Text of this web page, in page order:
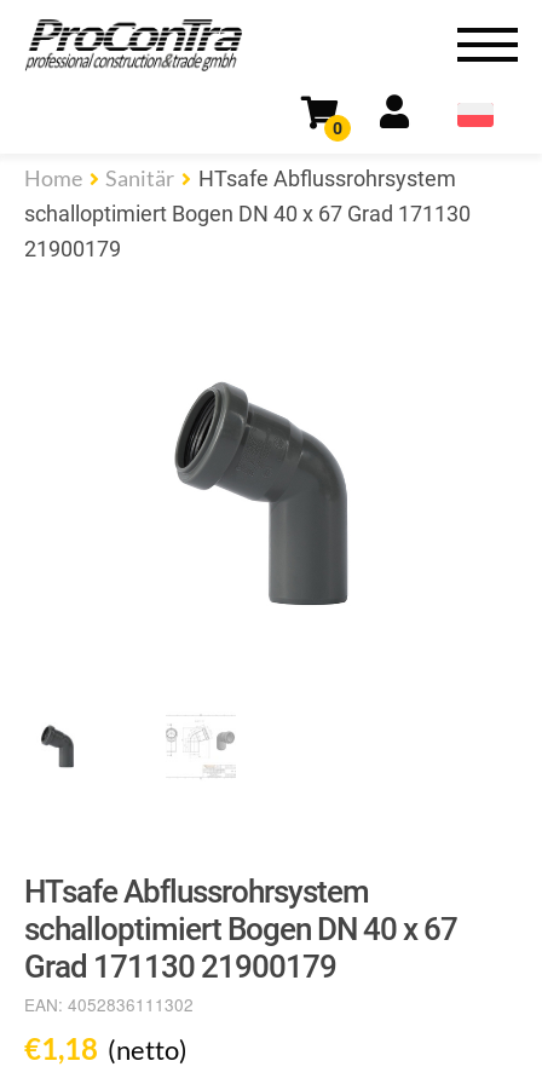
0
Home Sanitär
HTsafe Abflussrohrsystem
schalloptimiert Bogen DN 40 x 67 Grad 171130
21900179
HTsafe Abflussrohrsystem
schalloptimiert Bogen DN 40 x 67
Grad 171130 21900179
EAN: 4052836111302
€1,18 (netto)